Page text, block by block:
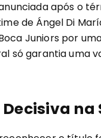
após o
de Ángel Di
Juniors por
só garantia uma
na